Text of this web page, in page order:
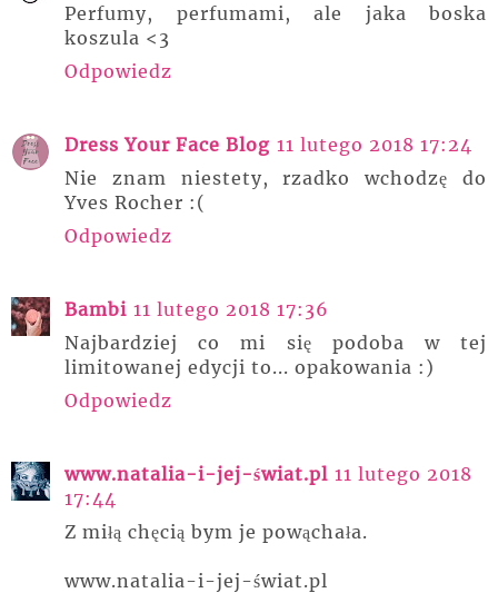
Perfumy, perfumami, ale jaka boska
koszula <3
Odpowiedz
Dress Your Face Blog 11 lutego 2018 17:24
Nie znam niestety, rzadko wchodzę do
Yves Rocher :(
Odpowiedz
Bambi 11 lutego 2018 17:36
Najbardziej co mi się podoba w tej
limitowanej edycji to... opakowania :)
Odpowiedz
www.natalia-i-jej-świat.pl 11 lutego 2018
17:44
Z miłą chęcią bym je powąchała.
www.natalia-i-jej-świat.pl